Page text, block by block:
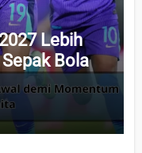
Lebih
Bola